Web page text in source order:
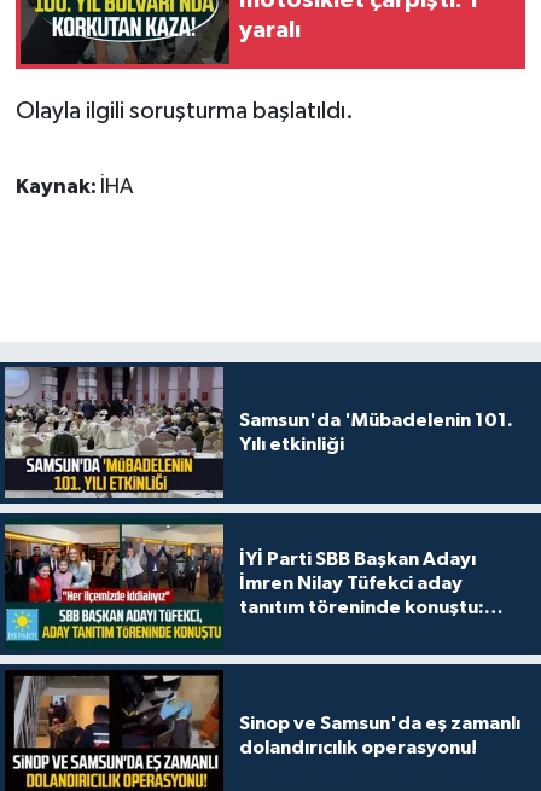
yaralı
Olayla ilgili soruşturma başlatıldı.
Kaynak: İHA
Samsun'da 'Mübadelenin 101.
Yılı etkinliği
İYİ Parti SBB Başkan Adayı
İmren Nilay Tüfekci aday
tanıtım töreninde konuştu:
Sinop ve Samsun'da eş zamanlı
dolandırıcılık operasyonu!